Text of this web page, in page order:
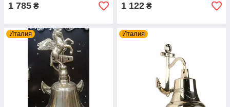
1 785 ₴ 1 122 ₴
Италия Италия